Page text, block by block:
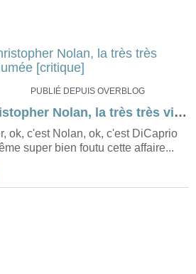
PUBLIÉ DEPUIS OVERBLOG
INCEPTION de Christopher Nolan, la très très vieille chronique exhumée [critique]
ok, c'est Nolan, ok, c'est DiCaprio
super bien foutu cette affaire...